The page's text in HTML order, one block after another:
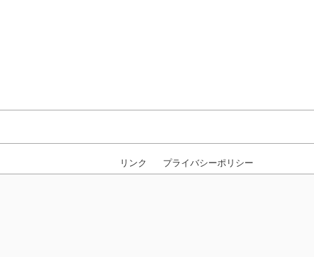
リンク プライバシーポリシー